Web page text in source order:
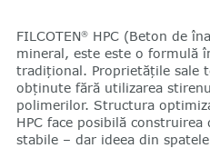
FILCOTEN®HPC (Beton de
mineral, este este o formulă
tradițional. Proprietățile sale
obținute fără utilizarea
polimerilor. Structura
HPC face posibilă
stabile – dar ideea din